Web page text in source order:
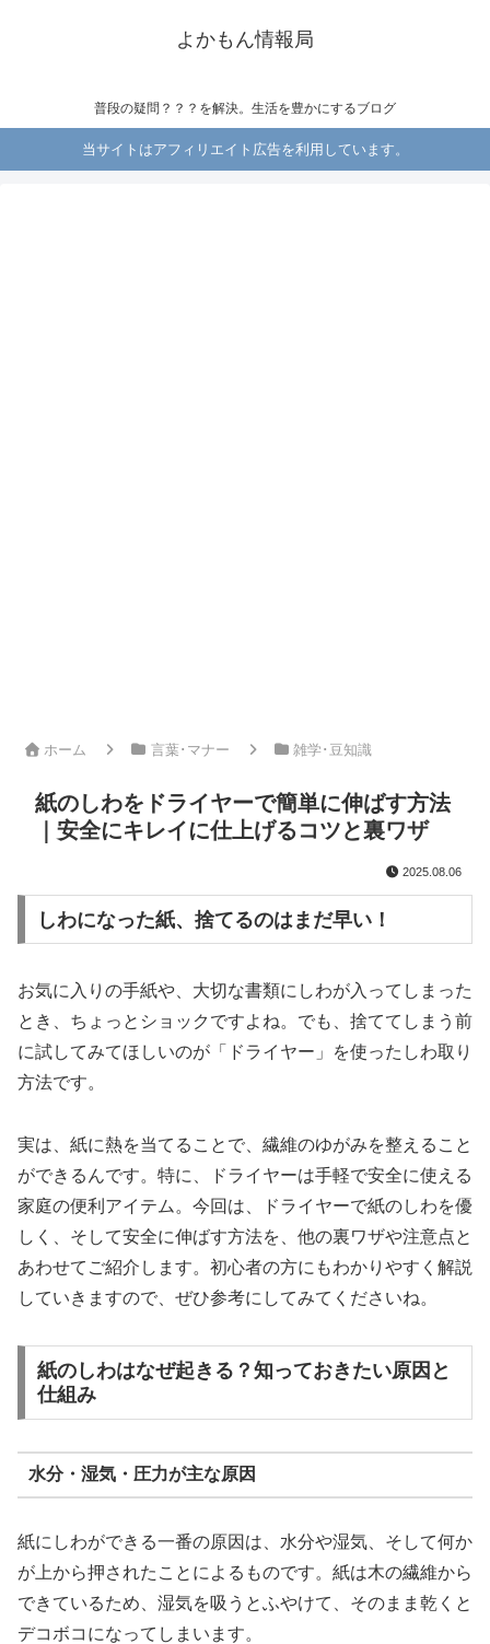
よかもん情報局
普段の疑問？？？を解決。生活を豊かにするブログ
当サイトはアフィリエイト広告を利用しています。
ホーム 言葉･マナー 雑学･豆知識
紙のしわをドライヤーで簡単に伸ばす方法
｜安全にキレイに仕上げるコツと裏ワザ
2025.08.06
しわになった紙、捨てるのはまだ早い！
お気に入りの手紙や、大切な書類にしわが入ってしまった
とき、ちょっとショックですよね。でも、捨ててしまう前
に試してみてほしいのが「ドライヤー」を使ったしわ取り
方法です。
実は、紙に熱を当てることで、繊維のゆがみを整えること
ができるんです。特に、ドライヤーは手軽で安全に使える
家庭の便利アイテム。今回は、ドライヤーで紙のしわを優
しく、そして安全に伸ばす方法を、他の裏ワザや注意点と
あわせてご紹介します。初心者の方にもわかりやすく解説
していきますので、ぜひ参考にしてみてくださいね。
紙のしわはなぜ起きる？知っておきたい原因と
仕組み
水分・湿気・圧力が主な原因
紙にしわができる一番の原因は、水分や湿気、そして何か
が上から押されたことによるものです。紙は木の繊維から
できているため、湿気を吸うとふやけて、そのまま乾くと
デコボコになってしまいます。